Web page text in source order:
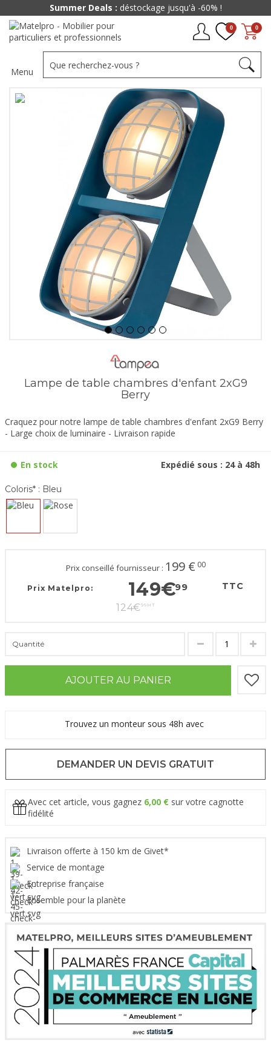
0
0
Menu
Lampe de table chambres d'enfant 2xG9
Berry
Craquez pour notre lampe de table chambres d'enfant 2xG9 Berry
- Large choix de luminaire - Livraison rapide
En stock Expédié sous : 24 à 48h
Coloris* : Bleu
Prix conseillé fournisseur : 199 € 00
Prix Matelpro: 149€99 TTC
124€99 HT
Quantité
AJOUTER AU PANIER
Trouvez un monteur sous 48h avec
DEMANDER UN DEVIS GRATUIT
Avec cet article, vous gagnez 6,00 € sur votre cagnotte
fidélité
Livraison offerte à 150 km de Givet*
Service de montage
Entreprise française
Ensemble pour la planète
Summer Deals : déstockage jusqu'à -60% !